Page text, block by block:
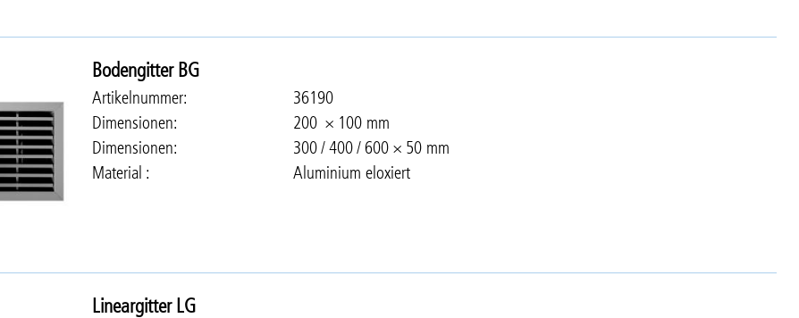
Bodengitter BG
Artikelnummer
36190
Dimensionen
200 × 100 mm
Dimensionen
300 / 400 / 600 × 50 mm
Material
Aluminium eloxiert
Lineargitter LG